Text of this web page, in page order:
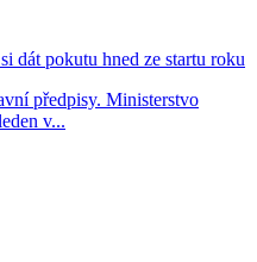
dát pokutu hned ze startu roku
předpisy. Ministerstvo
v...